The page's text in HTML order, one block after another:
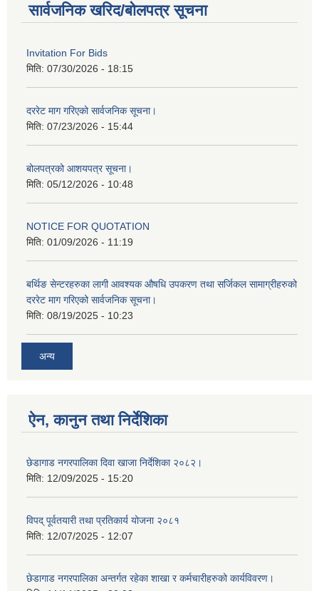
सार्वजनिक खरिद/बोलपत्र सूचना
Invitation For Bids
मिति: 07/30/2026 - 18:15
दररेट माग गरिएको सार्वजनिक सूचना।
मिति: 07/23/2026 - 15:44
बोलपत्रको आशयपत्र सूचना।
मिति: 05/12/2026 - 10:48
NOTICE FOR QUOTATION
मिति: 01/09/2026 - 11:19
बर्थिङ सेन्टरहरुका लागी आवश्यक औषधि उपकरण तथा सर्जिकल सामाग्रीहरुको
दररेट माग गरिएको सार्वजनिक सूचना।
मिति: 08/19/2025 - 10:23
अन्य
ऐन, कानुन तथा निर्देशिका
छेडागाड नगरपालिका दिवा खाजा निर्देशिका २०८२।
मिति: 12/09/2025 - 15:20
विपद् पूर्वतयारी तथा प्रतिकार्य योजना २०८१
मिति: 12/07/2025 - 12:07
छेडागाड नगरपालिका अन्तर्गत रहेका शाखा र कर्मचारीहरुको कार्यविवरण।